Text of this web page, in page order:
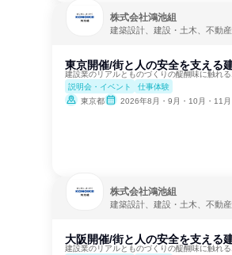
株式会社鴻池組
建築設計、建設・土木、不動産
東京開催/街と人の安全を支える
建設業のリアルとものづくりの醍醐味に触れる
説明会・イベント
仕事体験
東京都
2026年8月・9月・10月・11月
株式会社鴻池組
建築設計、建設・土木、不動産
大阪開催/街と人の安全を支える
建設業のリアルとものづくりの醍醐味に触れる